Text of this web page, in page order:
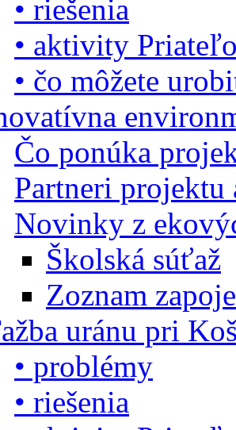
• riešenia
• aktivity
• čo môžete
Čo ponúka
Partneri projektu
Novinky z
Školská súťaž
Zoznam
uránu pri
• problémy
• riešenia